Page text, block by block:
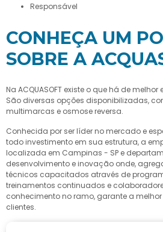
responsável
CONHEÇA UM
SOBRE A
Na ACQUASOFT existe o que há de melhor
São diversas opções disponibilizadas,
multimarcas e osmose reversa.
Conhecida por ser líder no mercado e
todo investimento em sua estrutura, a
localizada em Campinas - SP e
desenvolvimento e inovação onde,
técnicos capacitados através de
treinamentos continuados e
conhecimento no ramo, garante a
clientes.